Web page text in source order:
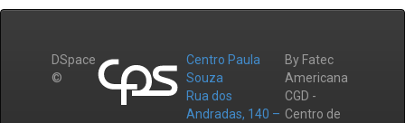
DSpace
©
Centro Paula
Souza
Rua dos
Andradas, 140 –
By Fatec
Americana
CGD -
Centro de